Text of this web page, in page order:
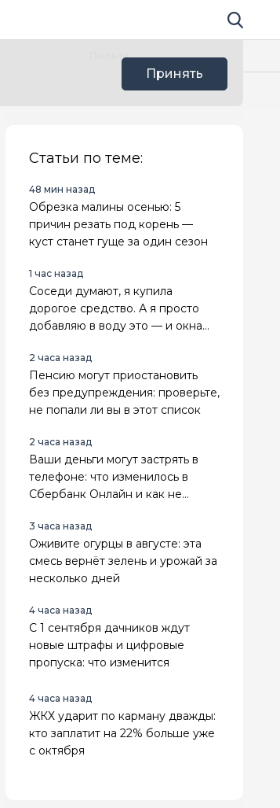
Поиск по
Принять
Польза
Статьи по теме:
48 мин назад
Обрезка малины осенью: 5
причин резать под корень —
куст станет гуще за один сезон
1 час назад
Соседи думают, я купила
дорогое средство. А я просто
добавляю в воду это — и окна
2 часа назад
Пенсию могут приостановить
без предупреждения: проверьте,
не попали ли вы в этот список
2 часа назад
Ваши деньги могут застрять в
телефоне: что изменилось в
Сбербанк Онлайн и как не
3 часа назад
Оживите огурцы в августе: эта
смесь вернёт зелень и урожай за
несколько дней
4 часа назад
С 1 сентября дачников ждут
новые штрафы и цифровые
пропуска: что изменится
4 часа назад
ЖКХ ударит по карману дважды:
кто заплатит на 22% больше уже
с октября